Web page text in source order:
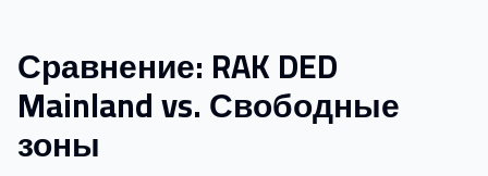
Сравнение: RAK DED
Mainland vs. Свободные
зоны